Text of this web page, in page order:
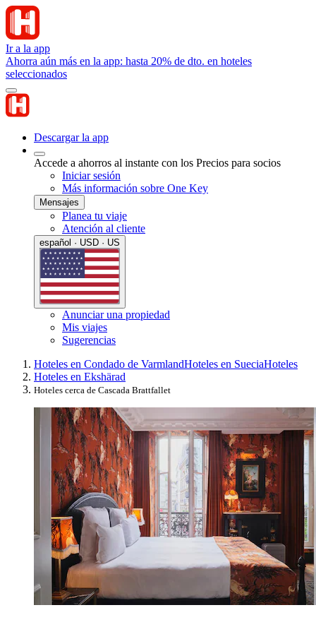
Ir a la app
Ahorra aún más en la app: hasta 20% de dto. en hoteles
seleccionados
Descargar la app
Accede a ahorros al instante con los Precios para socios
Iniciar sesión
Más información sobre One Key
Mensajes
Planea tu viaje
Atención al cliente
español · USD · US
Anunciar una propiedad
Mis viajes
Sugerencias
Hoteles en Condado de VarmlandHoteles en SueciaHoteles
Hoteles en Ekshärad
Hoteles cerca de Cascada Brattfallet